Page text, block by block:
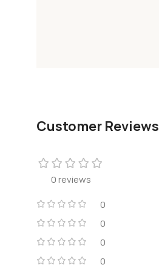
Customer Reviews
0 reviews
0
0
0
0